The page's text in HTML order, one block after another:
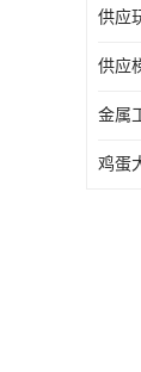
供应
供应
金属
鸡蛋